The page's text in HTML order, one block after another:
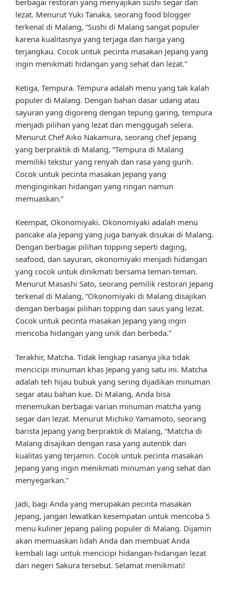
berbagai restoran yang menyajikan sushi segar dan
lezat. Menurut Yuki Tanaka, seorang food blogger
terkenal di Malang, “Sushi di Malang sangat populer
karena kualitasnya yang terjaga dan harga yang
terjangkau. Cocok untuk pecinta masakan Jepang yang
ingin menikmati hidangan yang sehat dan lezat.”
Ketiga, Tempura. Tempura adalah menu yang tak kalah
populer di Malang. Dengan bahan dasar udang atau
sayuran yang digoreng dengan tepung garing, tempura
menjadi pilihan yang lezat dan menggugah selera.
Menurut Chef Aiko Nakamura, seorang chef Jepang
yang berpraktik di Malang, “Tempura di Malang
memiliki tekstur yang renyah dan rasa yang gurih.
Cocok untuk pecinta masakan Jepang yang
menginginkan hidangan yang ringan namun
memuaskan.”
Keempat, Okonomiyaki. Okonomiyaki adalah menu
pancake ala Jepang yang juga banyak disukai di Malang.
Dengan berbagai pilihan topping seperti daging,
seafood, dan sayuran, okonomiyaki menjadi hidangan
yang cocok untuk dinikmati bersama teman-teman.
Menurut Masashi Sato, seorang pemilik restoran Jepang
terkenal di Malang, “Okonomiyaki di Malang disajikan
dengan berbagai pilihan topping dan saus yang lezat.
Cocok untuk pecinta masakan Jepang yang ingin
mencoba hidangan yang unik dan berbeda.”
Terakhir, Matcha. Tidak lengkap rasanya jika tidak
mencicipi minuman khas Jepang yang satu ini. Matcha
adalah teh hijau bubuk yang sering dijadikan minuman
segar atau bahan kue. Di Malang, Anda bisa
menemukan berbagai varian minuman matcha yang
segar dan lezat. Menurut Michiko Yamamoto, seorang
barista Jepang yang berpraktik di Malang, “Matcha di
Malang disajikan dengan rasa yang autentik dan
kualitas yang terjamin. Cocok untuk pecinta masakan
Jepang yang ingin menikmati minuman yang sehat dan
menyegarkan.”
Jadi, bagi Anda yang merupakan pecinta masakan
Jepang, jangan lewatkan kesempatan untuk mencoba 5
menu kuliner Jepang paling populer di Malang. Dijamin
akan memuaskan lidah Anda dan membuat Anda
kembali lagi untuk mencicipi hidangan-hidangan lezat
dari negeri Sakura tersebut. Selamat menikmati!